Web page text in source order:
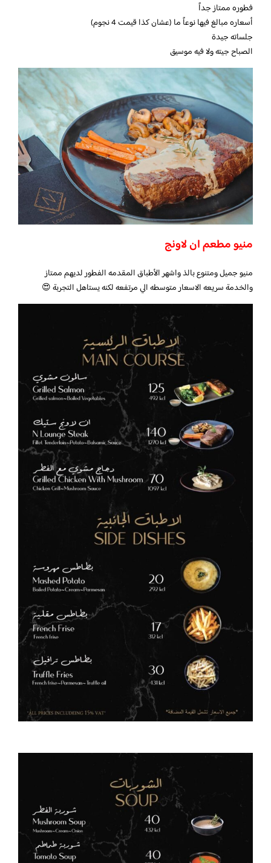
فطوره ممتاز جداً
أسعاره مبالغ فيها نوعاً ما (عشان كذا قيمت 4 نجوم)
جلساته جيدة
الصباح جيته ولا فيه موسيق
منيو مطعم ان لاونج
منيو جميل ومتنوع بالذ واشهر الأطباق المقدمه الفطور لديهم ممتاز
والخدمة سريعه الاسعار متوسطه الي مرتفعه لكنه يستاهل التجربة 😍